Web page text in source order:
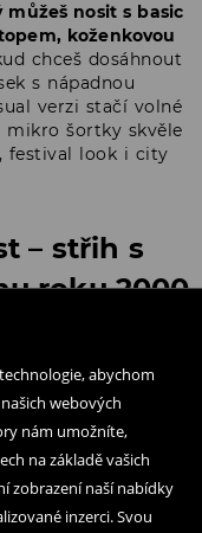
abychom
webových
nám umožníte,
na základě vašich
zobrazení naší nabídky
inzerci. Svou
nosit s basic
koženkovou
chceš dosáhnout
s nápadnou
verzi stačí volné
šortky skvěle
festival look i city
– střih s
roku 2000
s nízkým
roku 2000,
Mini šortky low
přiléhavými
a korzetovými